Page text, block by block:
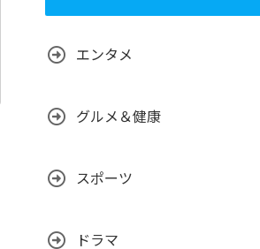
エンタメ
グルメ＆健康
スポーツ
ドラマ